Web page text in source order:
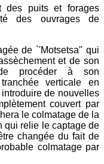
des puits et forages
des ouvrages de
de `'Motsetsa'' qui
et de son
procéder à son
verticale en
de nouvelles
couvert par
le colmatage de la
qui relie le captage de
changée du fait de
colmatage par